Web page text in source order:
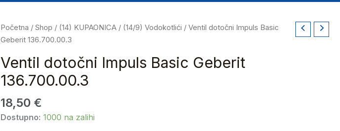
Početna / Shop / (14) KUPAONICA / (14/9) Vodokotlići / Ventil dotočni Impuls Basic
Geberit 136.700.00.3
Ventil dotočni Impuls Basic Geberit
136.700.00.3
18,50 €
Dostupno: 1000 na zalihi
Ventil
dotočni
Basic
Geberit
136.700.00.3
količina